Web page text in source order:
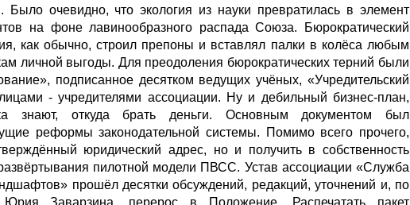
очевидно, что экология из науки превратилась в элемент
на фоне лавинообразного распада Союза. Бюрократический
как обычно, строил препоны и вставлял палки в колёса любым
личной выгоды. Для преодоления бюрократических терний были
подписанное десятком ведущих учёных, «Учредительский
- учредителями ассоциации. Ну и дебильный бизнес-план,
знают, откуда брать деньги. Основным документом был
реформы законодательной системы. Помимо всего прочего,
юридический адрес, но и получить в собственность
пилотной модели ПВСС. Устав ассоциации «Служба
прошёл десятки обсуждений, редакций, уточнений и, по
Заварзина, перерос в Положение. Распечатать пакет